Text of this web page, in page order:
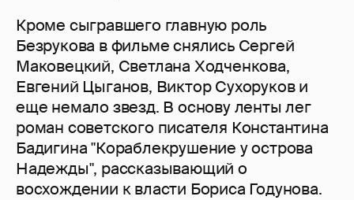
Кроме сыгравшего главную роль
Безрукова в фильме снялись Сергей
Маковецкий, Светлана Ходченкова,
Евгений Цыганов, Виктор Сухоруков и
еще немало звезд. В основу ленты лег
роман советского писателя Константина
Бадигина "Кораблекрушение у острова
Надежды", рассказывающий о
восхождении к власти Бориса Годунова.